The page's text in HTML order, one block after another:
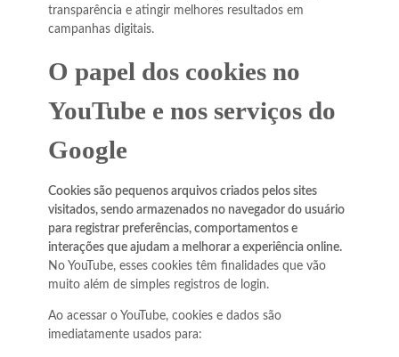
transparência e atingir melhores resultados em
campanhas digitais.
O papel dos cookies no
YouTube e nos serviços do
Google
Cookies são pequenos arquivos criados pelos sites
visitados, sendo armazenados no navegador do usuário
para registrar preferências, comportamentos e
interações que ajudam a melhorar a experiência online.
No YouTube, esses cookies têm finalidades que vão
muito além de simples registros de login.
Ao acessar o YouTube, cookies e dados são
imediatamente usados para: